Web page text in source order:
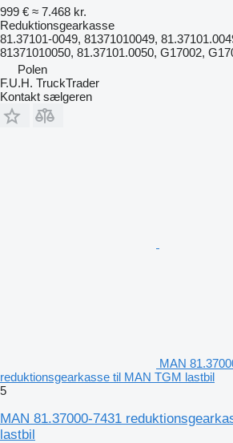
999 € ≈ 7.468 kr.
Reduktionsgearkasse
81.37101-0049, 81371010049,
81371010050, 81.37101.0050, G17002,
Polen
F.U.H. TruckTrader
Kontakt sælgeren
MAN
reduktionsgearkasse til MAN TGM lastbil
5
MAN 81.37000-7431
lastbil